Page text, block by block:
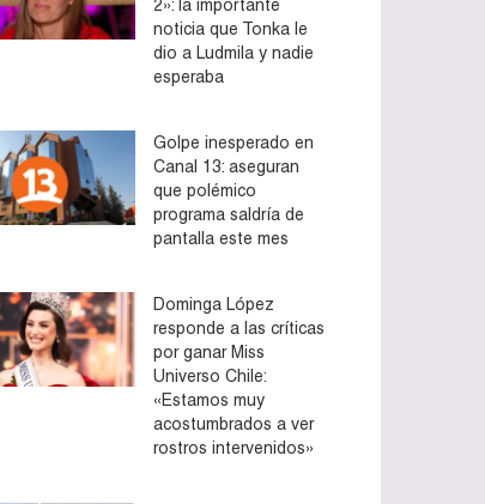
2»: la importante
noticia que Tonka le
dio a Ludmila y nadie
esperaba
Golpe inesperado en
Canal 13: aseguran
que polémico
programa saldría de
pantalla este mes
Dominga López
responde a las críticas
por ganar Miss
Universo Chile:
«Estamos muy
acostumbrados a ver
rostros intervenidos»